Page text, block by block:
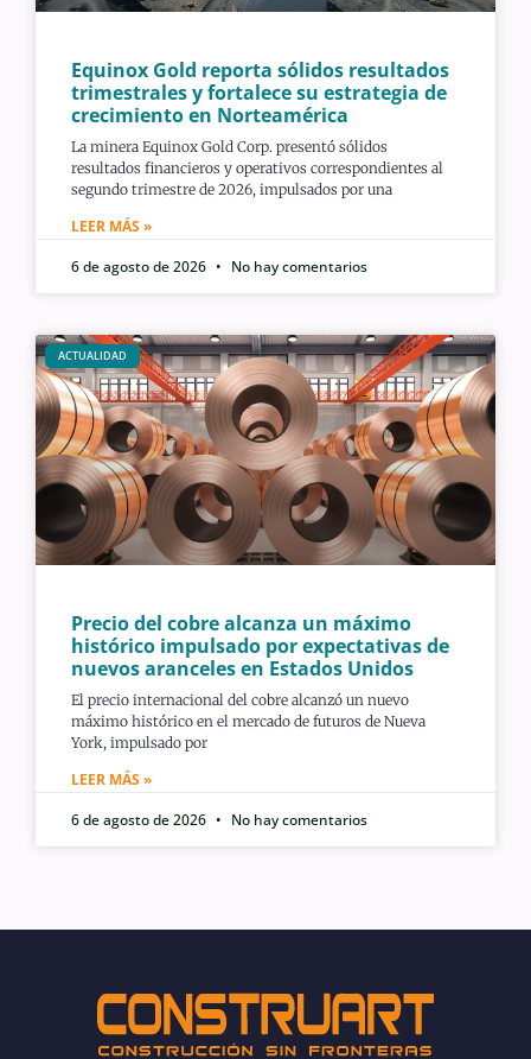
Equinox Gold reporta sólidos resultados
trimestrales y fortalece su estrategia de
crecimiento en Norteamérica
La minera Equinox Gold Corp. presentó sólidos
resultados financieros y operativos correspondientes al
segundo trimestre de 2026, impulsados por una
LEER MÁS »
6 de agosto de 2026
No hay comentarios
ACTUALIDAD
Precio del cobre alcanza un máximo
histórico impulsado por expectativas de
nuevos aranceles en Estados Unidos
El precio internacional del cobre alcanzó un nuevo
máximo histórico en el mercado de futuros de Nueva
York, impulsado por
LEER MÁS »
6 de agosto de 2026
No hay comentarios